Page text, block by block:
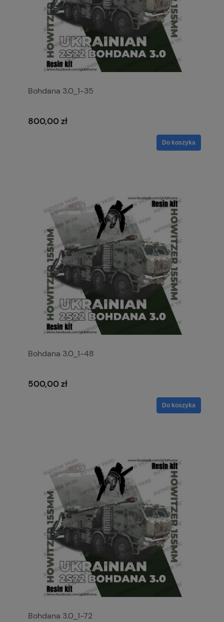
Bohdana 3.0_1-35
800,00 zł
Do koszyka
Bohdana 3.0_1-48
500,00 zł
Do koszyka
Bohdana 3.0_1-72